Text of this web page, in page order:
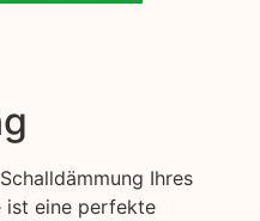
Ihres
ist eine perfekte